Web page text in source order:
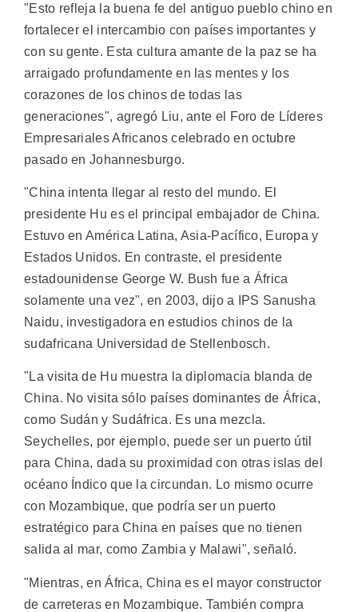
"Esto refleja la buena fe del antiguo pueblo chino en
fortalecer el intercambio con países importantes y
con su gente. Esta cultura amante de la paz se ha
arraigado profundamente en las mentes y los
corazones de los chinos de todas las
generaciones", agregó Liu, ante el Foro de Líderes
Empresariales Africanos celebrado en octubre
pasado en Johannesburgo.
"China intenta llegar al resto del mundo. El
presidente Hu es el principal embajador de China.
Estuvo en América Latina, Asia-Pacífico, Europa y
Estados Unidos. En contraste, el presidente
estadounidense George W. Bush fue a África
solamente una vez", en 2003, dijo a IPS Sanusha
Naidu, investigadora en estudios chinos de la
sudafricana Universidad de Stellenbosch.
"La visita de Hu muestra la diplomacia blanda de
China. No visita sólo países dominantes de África,
como Sudán y Sudáfrica. Es una mezcla.
Seychelles, por ejemplo, puede ser un puerto útil
para China, dada su proximidad con otras islas del
océano Índico que la circundan. Lo mismo ocurre
con Mozambique, que podría ser un puerto
estratégico para China en países que no tienen
salida al mar, como Zambia y Malawi", señaló.
"Mientras, en África, China es el mayor constructor
de carreteras en Mozambique. También compra